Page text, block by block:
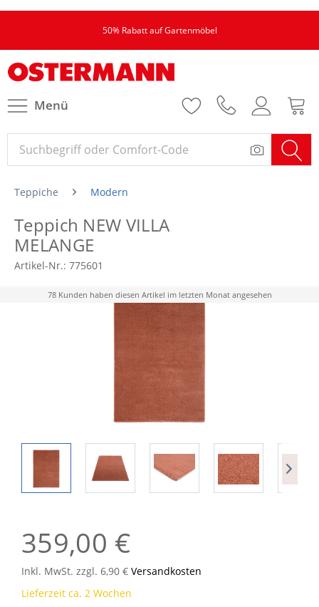
50% Rabatt auf Gartenmöbel
Menü
Teppiche Modern
Teppich NEW VILLA
MELANGE
Artikel-Nr.: 775601
78 Kunden haben diesen Artikel im letzten Monat angesehen
359,00 €
Inkl. MwSt. zzgl. 6,90 € Versandkosten
Lieferzeit ca. 2 Wochen